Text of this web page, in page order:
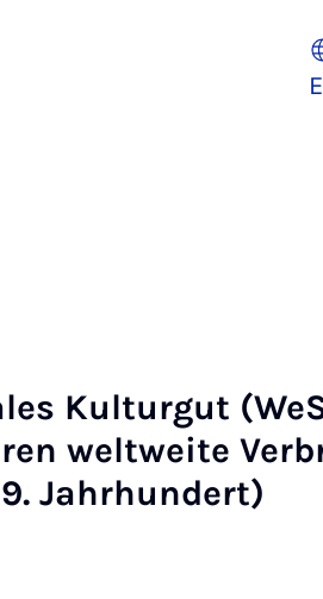
Kulturgut
weltweite
Jahrhundert)